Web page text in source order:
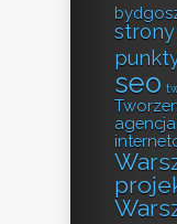
seo
agencja